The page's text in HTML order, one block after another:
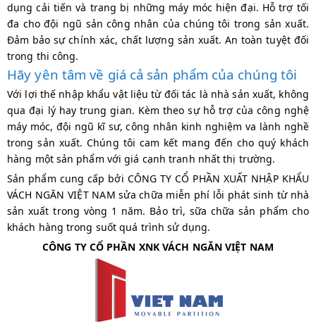
dụng cải tiến và trang bị những máy móc hiện đại. Hỗ trợ tối
đa cho đội ngũ sản công nhân của chúng tôi trong sản xuất.
Đảm bảo sự chính xác, chất lượng sản xuất. An toàn tuyệt đối
trong thi công.
Hãy yên tâm về giá cả sản phẩm của chúng tôi
Với lợi thế nhập khẩu vật liệu từ đối tác là nhà sản xuất, không
qua đại lý hay trung gian. Kèm theo sự hỗ trợ của công nghệ
máy móc, đội ngũ kĩ sư, công nhân kinh nghiệm va lành nghề
trong sản xuất. Chúng tôi cam kết mang đến cho quý khách
hàng một sản phẩm với giá cạnh tranh nhất thị trường.
Sản phẩm cung cấp bởi CÔNG TY CỔ PHẦN XUẤT NHẬP KHẨU
VÁCH NGĂN VIỆT NAM sửa chữa miễn phí lỗi phát sinh từ nhà
sản xuất trong vòng 1 năm. Bảo trì, sữa chữa sản phẩm cho
khách hàng trong suốt quá trình sử dụng.
CÔNG TY CỔ PHẦN XNK VÁCH NGĂN VIỆT NAM